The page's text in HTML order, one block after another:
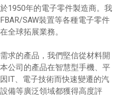
1950年的電子零件製造商。我
SAW裝置等各種電子零件
全球拓展業務。
求的產品，我們堅信從材料開
公司的產品在智慧型手機、平
IT、電子技術而快速變遷的汽
備等廣泛領域都獲得高度評